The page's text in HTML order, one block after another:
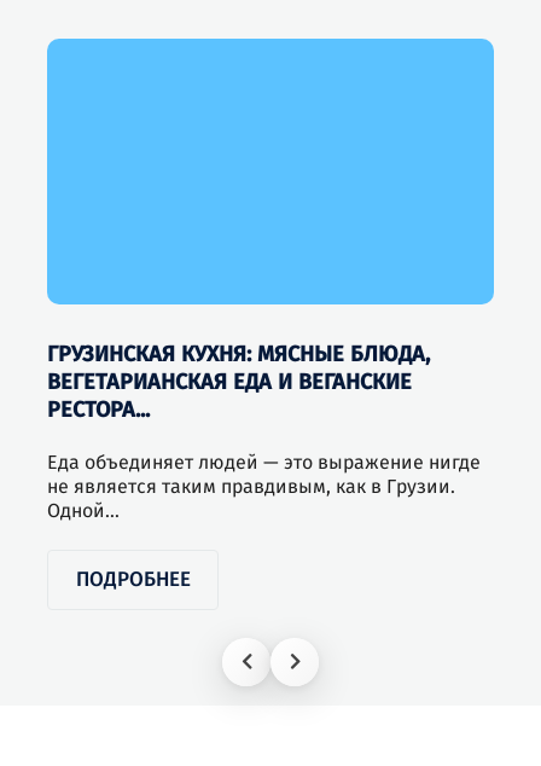
ГРУЗИНСКАЯ КУХНЯ: МЯСНЫЕ БЛЮДА,
ВЕГЕТАРИАНСКАЯ ЕДА И ВЕГАНСКИЕ
РЕСТОРА...
Еда объединяет людей — это выражение нигде
не является таким правдивым, как в Грузии.
Одной...
ПОДРОБНЕЕ